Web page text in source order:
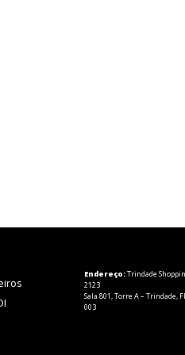
Endereço:Trindade
2123
Sala 801, Torre A – Trindade,
003